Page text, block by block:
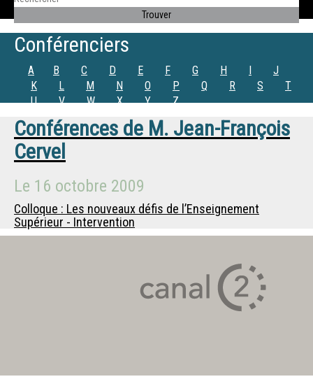
Conférenciers
A B C D E F G H I
J
K
L M N O P Q R S
T
U
V W X Y Z
Conférences de M. Jean-François
Cervel
Le 16 octobre 2009
Colloque : Les nouveaux défis de l’Enseignement
Supérieur - Intervention